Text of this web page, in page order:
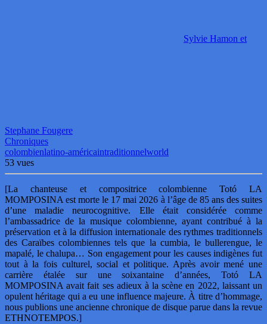
Sylvie Hamon et
Stephane Fougere
Chroniques
colombienlatino-américaintraditionnelworld
53 vues
[La chanteuse et compositrice colombienne Totó LA
MOMPOSINA est morte le 17 mai 2026 à l’âge de 85 ans des suites
d’une maladie neurocognitive. Elle était considérée comme
l’ambassadrice de la musique colombienne, ayant contribué à la
préservation et à la diffusion internationale des rythmes traditionnels
des Caraïbes colombiennes tels que la cumbia, le bullerengue, le
mapalé, le chalupa… Son engagement pour les causes indigènes fut
tout à la fois culturel, social et politique. Après avoir mené une
carrière étalée sur une soixantaine d’années, Totó LA
MOMPOSINA avait fait ses adieux à la scène en 2022, laissant un
opulent héritage qui a eu une influence majeure. À titre d’hommage,
nous publions une ancienne chronique de disque parue dans la revue
ETHNOTEMPOS.]